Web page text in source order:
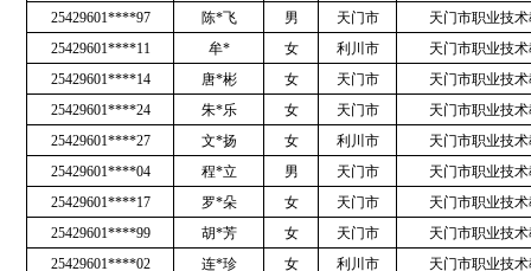
25429601****97 陈*飞 男 天门市
天门市职业技
25429601****11
牟* 女 利川市
天门市职业技
25429601****14
唐*彬 女 天门市
天门市职业技
25429601****24
朱*乐 女 天门市
天门市职业技
25429601****27
文*扬 女 利川市
天门市职业技
25429601****04
程*立 男 天门市
天门市职业技
25429601****17
罗*朵 女 天门市
天门市职业技
25429601****99
胡*芳 女 天门市
天门市职业技
25429601****02
连*珍 女 利川市
天门市职业技